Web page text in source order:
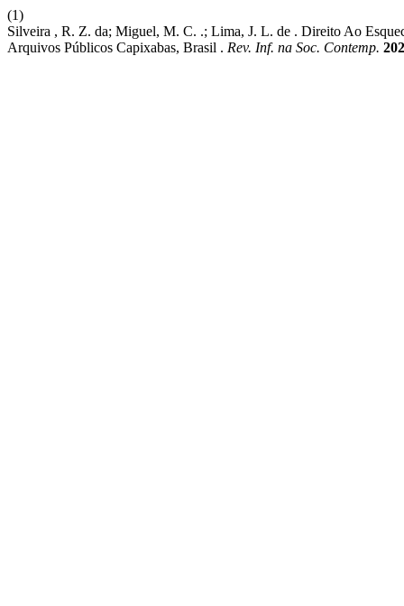
(1)
Silveira , R. Z. da; Miguel, M. C. .; Lima, J. L. de . Direito Ao
Arquivos Públicos Capixabas, Brasil . Rev. Inf. na Soc. Contemp.